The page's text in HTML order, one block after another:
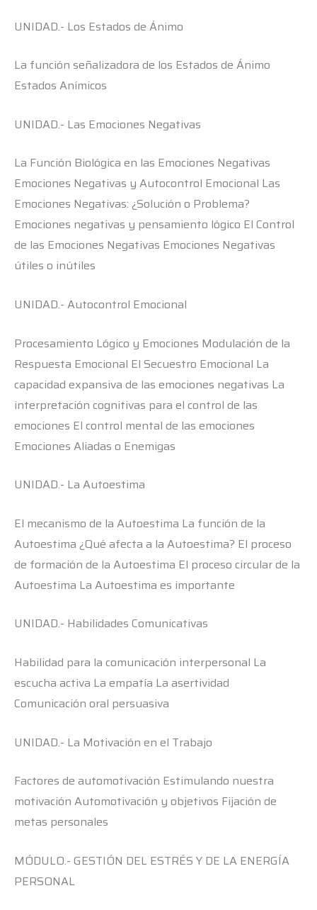
UNIDAD.- Los Estados de Ánimo
La función señalizadora de los Estados de Ánimo
Estados Anímicos
UNIDAD.- Las Emociones Negativas
La Función Biológica en las Emociones Negativas
Emociones Negativas y Autocontrol Emocional Las
Emociones Negativas: ¿Solución o Problema?
Emociones negativas y pensamiento lógico El Control
de las Emociones Negativas Emociones Negativas
útiles o inútiles
UNIDAD.- Autocontrol Emocional
Procesamiento Lógico y Emociones Modulación de la
Respuesta Emocional El Secuestro Emocional La
capacidad expansiva de las emociones negativas La
interpretación cognitivas para el control de las
emociones El control mental de las emociones
Emociones Aliadas o Enemigas
UNIDAD.- La Autoestima
El mecanismo de la Autoestima La función de la
Autoestima ¿Qué afecta a la Autoestima? El proceso
de formación de la Autoestima El proceso circular de la
Autoestima La Autoestima es importante
UNIDAD.- Habilidades Comunicativas
Habilidad para la comunicación interpersonal La
escucha activa La empatía La asertividad
Comunicación oral persuasiva
UNIDAD.- La Motivación en el Trabajo
Factores de automotivación Estimulando nuestra
motivación Automotivación y objetivos Fijación de
metas personales
MÓDULO.- GESTIÓN DEL ESTRÉS Y DE LA ENERGÍA
PERSONAL